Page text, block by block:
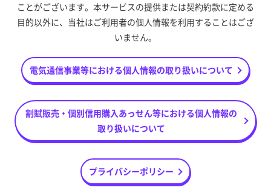
ことがございます。本サービスの提供または契約約款に定める
目的以外に、当社はご利用者の個人情報を利用することはござ
いません。
電気通信事業等における個人情報の取り扱いについて
割賦販売・個別信用購入あっせん等における個人情報の
取り扱いについて
プライバシーポリシー